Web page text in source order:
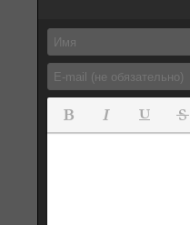
Полужирный
Курсив